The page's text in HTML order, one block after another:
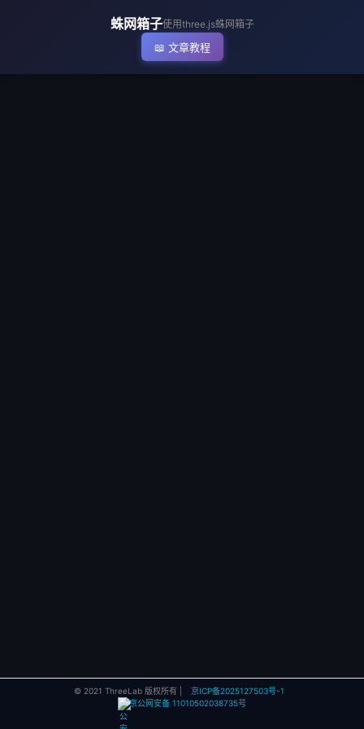
蛛网箱子使用three.js蛛网箱子
📖 文章教程
▶ 执行代码
© 2021 ThreeLab 版权所有 |
京ICP备2025127503号-1
京公网安备 11010502038735号